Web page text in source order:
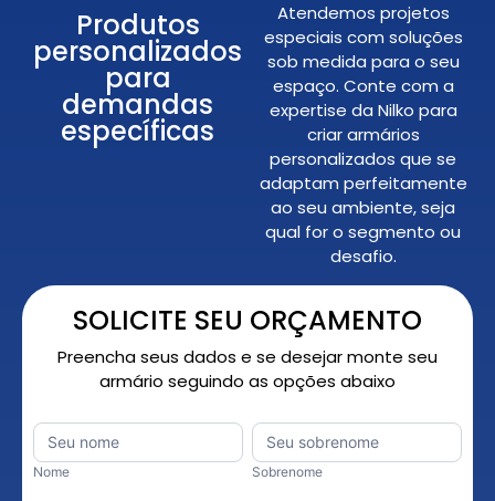
Produtos
personalizados
para
demandas
específicas
Atendemos projetos
especiais com soluções
sob medida para o seu
espaço. Conte com a
expertise da Nilko para
criar armários
personalizados que se
adaptam perfeitamente
ao seu ambiente, seja
qual for o segmento ou
desafio.
SOLICITE SEU ORÇAMENTO
Preencha seus dados e se desejar monte seu
armário seguindo as opções abaixo
Personalizado
ABS
Nome
Nome
Sobrenome
Sobrenome